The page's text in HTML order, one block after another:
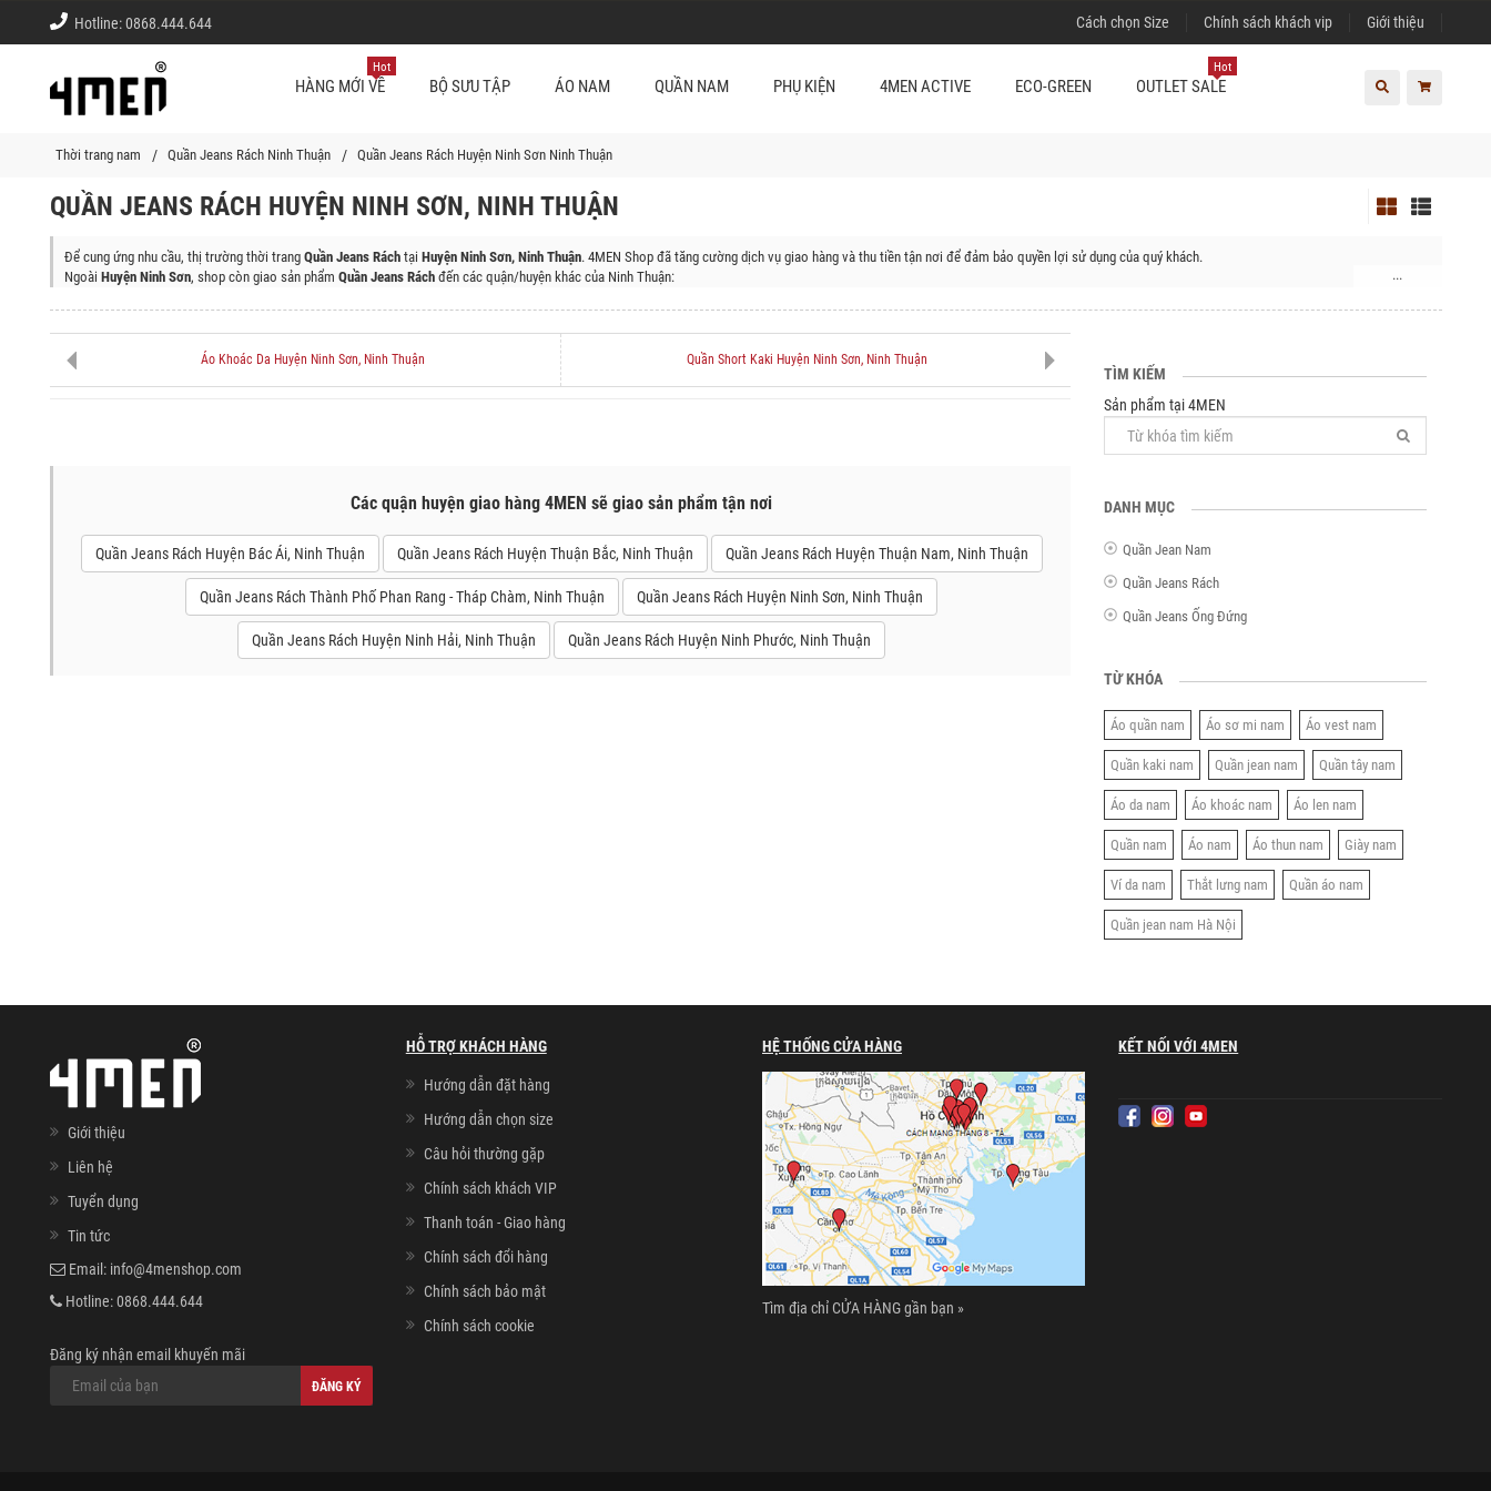
Hotline:0868.444.644 Cách chọn Size Chính sách khách vip Giới thiệu
HÀNG MỚI VỀ
Hot
BỘ SƯU TẬP ÁO NAM QUẦN NAM PHỤ KIỆN 4MEN ACTIVE ECO-GREEN OUTLET SALE
Hot
Thời trang nam Quần Jeans Rách Ninh Thuận Quần Jeans Rách Huyện Ninh Sơn Ninh Thuận
QUẦN JEANS RÁCH HUYỆN NINH SƠN, NINH THUẬN
Để cung ứng nhu cầu, thị trường thời trang Quần Jeans Ráchtại Huyện Ninh Sơn, Ninh Thuận. 4MEN Shop đã tăng cường dịch vụ giao hàng và thu tiền tận nơi để đảm bảo quyền lợi sử dụng của quý khách.
Ngoài Huyện Ninh Sơn, shop còn giao sản phẩm Quần Jeans Ráchđến các quận/huyện khác của Ninh Thuận:
...
Áo Khoác Da Huyện Ninh Sơn, Ninh Thuận Quần Short Kaki Huyện Ninh Sơn, Ninh Thuận
Các quận huyện giao hàng 4MEN sẽ giao sản phẩm tận nơi
Quần Jeans Rách Huyện Bác Ái, Ninh Thuận Quần Jeans Rách Huyện Thuận Bắc, Ninh Thuận Quần Jeans Rách Huyện Thuận Nam, Ninh Thuận
Quần Jeans Rách Thành Phố Phan Rang - Tháp Chàm, Ninh Thuận Quần Jeans Rách Huyện Ninh Sơn, Ninh Thuận
Quần Jeans Rách Huyện Ninh Hải, Ninh Thuận Quần Jeans Rách Huyện Ninh Phước, Ninh Thuận
TÌM KIẾM
Sản phẩm tại 4MEN
DANH MỤC
Quần Jean Nam
Quần Jeans Rách
Quần Jeans Ống Đứng
TỪ KHÓA
Áo quần nam Áo sơ mi nam Áo vest nam
Quần kaki nam Quần jean nam Quần tây nam
Áo da nam Áo khoác nam Áo len nam
Quần nam Áo nam Áo thun nam Giày nam
Ví da nam Thắt lưng nam Quần áo nam
Quần jean nam Hà Nội
Giới thiệu
Liên hệ
Tuyển dụng
Tin tức
Email: info@4menshop.com
Hotline:0868.444.644
Đăng ký nhận email khuyến mãi
ĐĂNG KÝ
HỖ TRỢ KHÁCH HÀNG
Hướng dẫn đặt hàng
Hướng dẫn chọn size
Câu hỏi thường gặp
Chính sách khách VIP
Thanh toán - Giao hàng
Chính sách đổi hàng
Chính sách bảo mật
Chính sách cookie
HỆ THỐNG CỬA HÀNG
Tìm địa chỉ CỬA HÀNG gần bạn »
KẾT NỐI VỚI 4MEN